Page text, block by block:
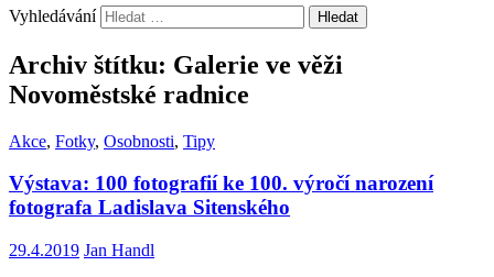
Vyhledávání
Archiv štítku: Galerie ve věži
Novoměstské radnice
Akce, Fotky, Osobnosti, Tipy
Výstava: 100 fotografií ke 100. výročí narození
fotografa Ladislava Sitenského
29.4.2019 Jan Handl